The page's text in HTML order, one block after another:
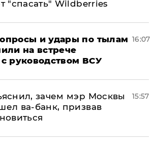
"спасать" Wildberries
и удары по тылам
на встрече
руководством ВСУ
16:07
зачем мэр Москвы
ва-банк, призвав
15:57